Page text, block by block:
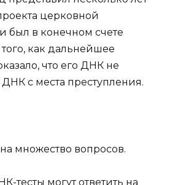
церковной
был в конечном счете
как дальнейшее
что его ДНК не
ДНК с места преступления.
множество вопросов.
тесты могут ответить на